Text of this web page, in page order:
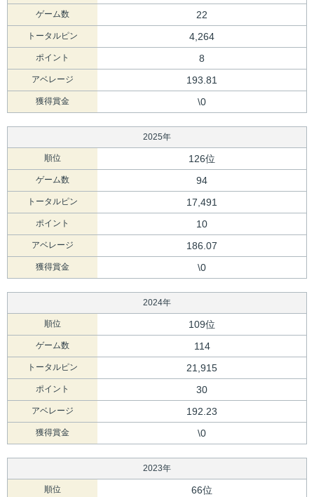
ゲーム数 22
トータルピン 4,264
ポイント 8
アベレージ 193.81
獲得賞金 \0
2025年
順位 126位
ゲーム数 94
トータルピン 17,491
ポイント 10
アベレージ 186.07
獲得賞金 \0
2024年
順位 109位
ゲーム数 114
トータルピン 21,915
ポイント 30
アベレージ 192.23
獲得賞金 \0
2023年
順位 66位